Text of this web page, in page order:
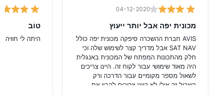
04-12-2020
מכונית יפה אבל יותר ייעוץ
AVIS חברת ההשכרה סיפקה מכונית יפה כולל
SAT NAV אבל מדריך קצר לשימוש שלה וכי
חלק מהתכונות המפתח של המכונית באנגלית
היה מאוד שימושי עבור לקוח זה. היינו צריכים
לשאול מספר מקומיים עבור הדרכה ורק
בשביל זה אולי לא היינו צריכים להבין את
טוֹב
היתה לי חוויה